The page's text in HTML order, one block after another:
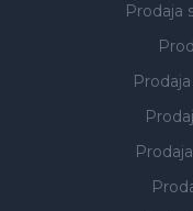
Prodaja